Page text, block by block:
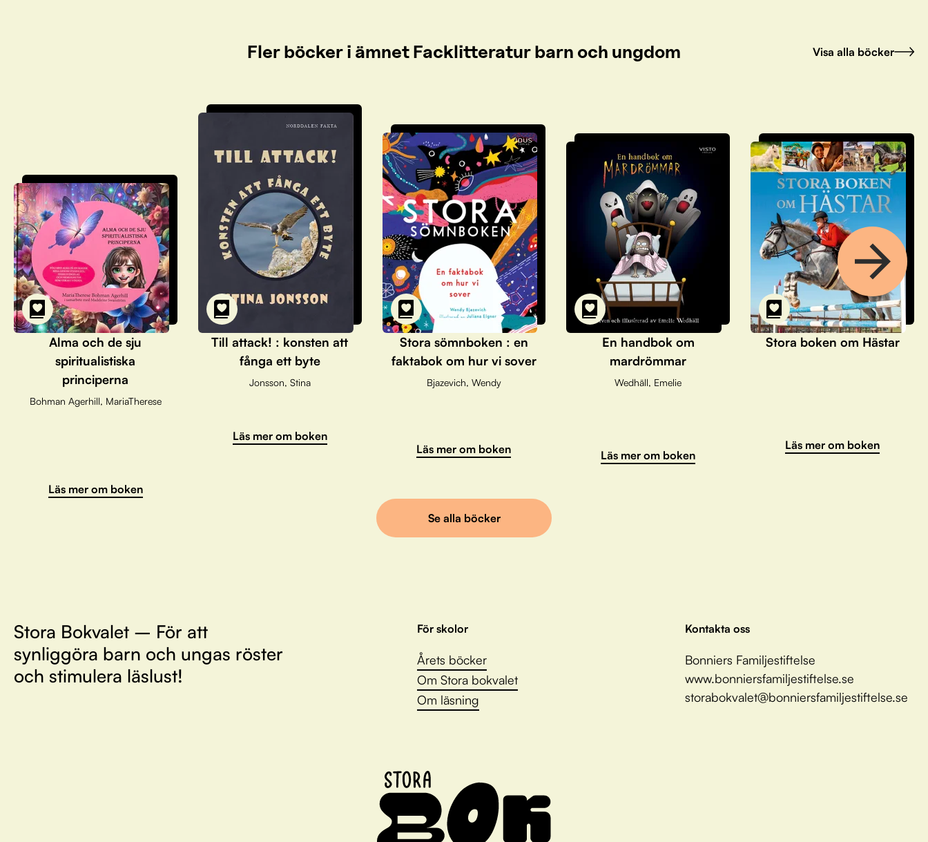
Fler böcker i ämnet Facklitteratur barn och ungdom Visa alla böcker
Alma och de sju
spiritualistiska
principerna
Bohman Agerhill, MariaTherese
Läs mer om boken
Till attack! : konsten att
fånga ett byte
Jonsson, Stina
Läs mer om boken
Stora sömnboken : en
faktabok om hur vi sover
Bjazevich, Wendy
Läs mer om boken
En handbok om
mardrömmar
Wedhäll, Emelie
Läs mer om boken
Stora boken om Hästar
Läs mer om boken
Se alla böcker
Stora Bokvalet – För att
synliggöra barn och ungas röster
och stimulera läslust!
För skolor
Årets böcker
Om Stora bokvalet
Om läsning
Kontakta oss
Bonniers Familjestiftelse
www.bonniersfamiljestiftelse.se
storabokvalet@bonniersfamiljestiftelse.se